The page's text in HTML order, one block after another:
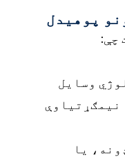
پوهیدل
چې:
وسایل
نیمګړتیاوې
یا